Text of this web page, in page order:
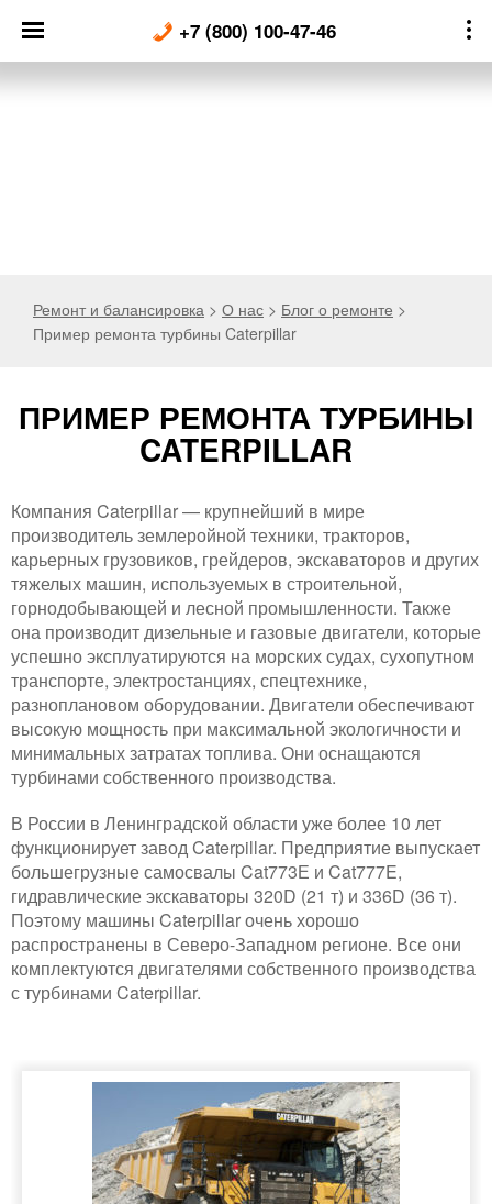
content
+7 (800) 100-47-46
Ремонт и балансировка > О нас > Блог о ремонте >
Пример ремонта турбины Caterpillar
ПРИМЕР РЕМОНТА ТУРБИНЫ
CATERPILLAR
Компания Caterpillar — крупнейший в мире
производитель землеройной техники, тракторов,
карьерных грузовиков, грейдеров, экскаваторов и других
тяжелых машин, используемых в строительной,
горнодобывающей и лесной промышленности. Также
она производит дизельные и газовые двигатели, которые
успешно эксплуатируются на морских судах, сухопутном
транспорте, электростанциях, спецтехнике,
разноплановом оборудовании. Двигатели обеспечивают
высокую мощность при максимальной экологичности и
минимальных затратах топлива. Они оснащаются
турбинами собственного производства.
В России в Ленинградской области уже более 10 лет
функционирует завод Caterpillar. Предприятие выпускает
большегрузные самосвалы Cat773Е и Cat777E,
гидравлические экскаваторы 320D (21 т) и 336D (36 т).
Поэтому машины Caterpillar очень хорошо
распространены в Северо-Западном регионе. Все они
комплектуются двигателями собственного производства
с турбинами Caterpillar.